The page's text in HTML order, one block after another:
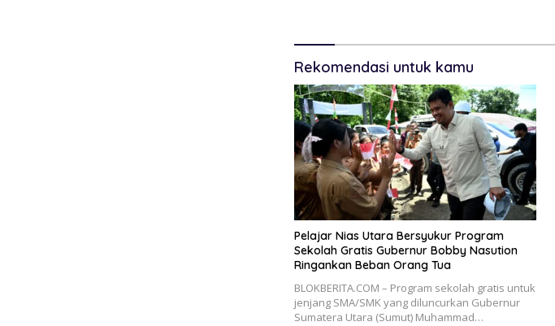
Rekomendasi untuk kamu
Pelajar Nias Utara Bersyukur Program
Sekolah Gratis Gubernur Bobby Nasution
Ringankan Beban Orang Tua
BLOKBERITA.COM – Program sekolah gratis untuk
jenjang SMA/SMK yang diluncurkan Gubernur
Sumatera Utara (Sumut) Muhammad…